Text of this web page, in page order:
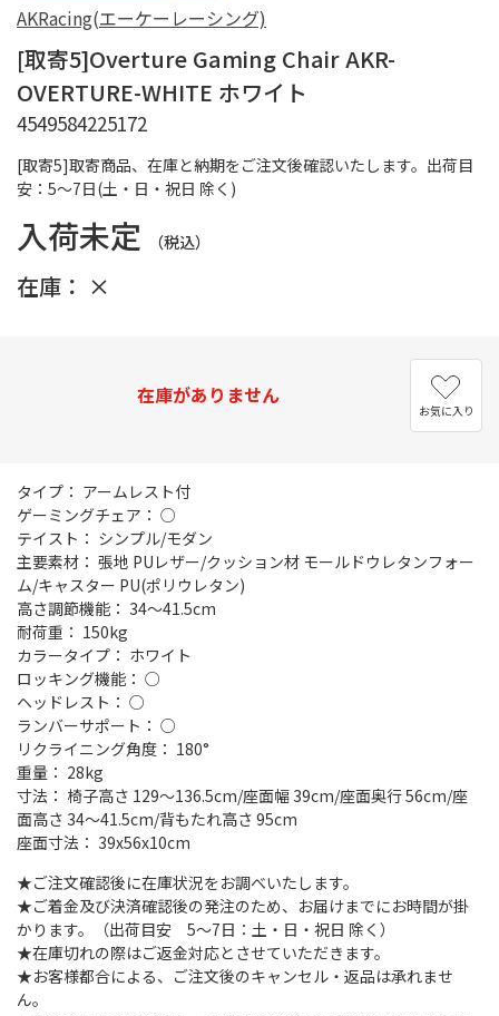
[取寄5]取寄商品、在庫と納期をご注文後確認いたします。出荷目
安：5～7日(土・日・祝日 除く)
AKRacing(エーケーレーシング)
[取寄5]Overture Gaming Chair AKR-
OVERTURE-WHITE ホワイト
4549584225172
入荷未定 （税込）
在庫： ×
在庫がありません
お気に入り
タイプ： アームレスト付
ゲーミングチェア： ○
テイスト： シンプル/モダン
主要素材： 張地 PUレザー/クッション材 モールドウレタンフォー
ム/キャスター PU(ポリウレタン)
高さ調節機能： 34～41.5cm
耐荷重： 150kg
カラータイプ： ホワイト
ロッキング機能： ○
ヘッドレスト： ○
ランバーサポート： ○
リクライニング角度： 180°
重量： 28kg
寸法： 椅子高さ 129～136.5cm/座面幅 39cm/座面奥行 56cm/座
面高さ 34～41.5cm/背もたれ高さ 95cm
座面寸法： 39x56x10cm
★ご注文確認後に在庫状況をお調べいたします。
★ご着金及び決済確認後の発注のため、お届けまでにお時間が掛
かります。（出荷目安 5～7日：土・日・祝日 除く）
★在庫切れの際はご返金対応とさせていただきます。
★お客様都合による、ご注文後のキャンセル・返品は承れませ
ん。